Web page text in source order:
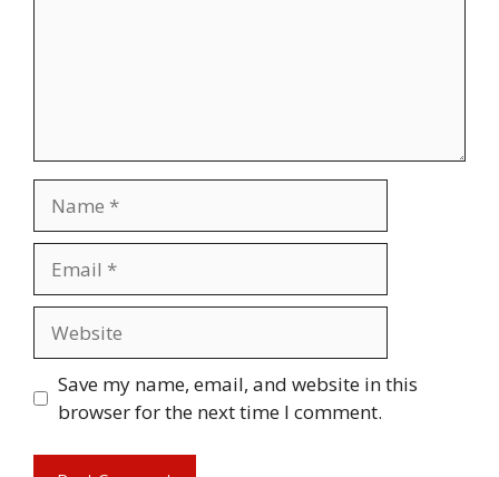
Save my name, email, and website in this
browser for the next time I comment.